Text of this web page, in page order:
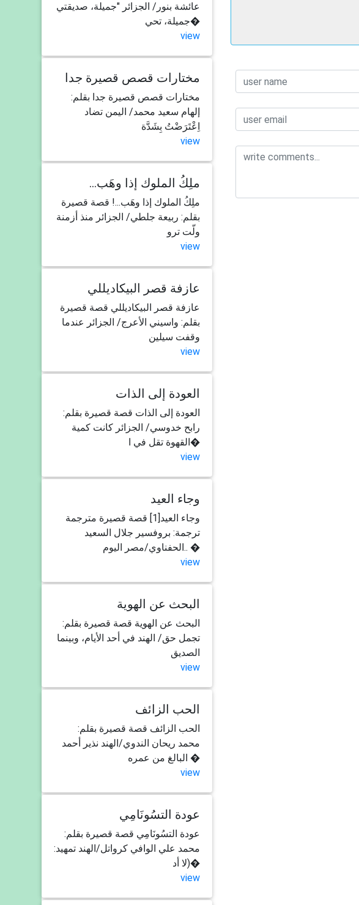
عائشة بنور/ الجزائر "جميلة، صديقتي
جميلة، تحي�
view
مختارات قصص قصيرة جدا
مختارات قصص قصيرة جدا بقلم:
إلهام سعيد محمد/ اليمن تضاد
اِعْتَرَضْتُ بِشَدَّة
view
...ملِكُ الملوك إذا وهَب
ملِكُ الملوك إذا وهَب...! قصة قصيرة
بقلم: ربيعة جلطي/ الجزائر منذ أزمنة
ولّت ترو
view
عازفة قصر البيكاديللي
عازفة قصر البيكاديللي قصة قصيرة
بقلم: واسيني الأعرج/ الجزائر عندما
وقفت سيلين
view
العودة إلى الذات
العودة إلى الذات قصة قصيرة بقلم:
رابح خدوسي/ الجزائر كانت كمية
القهوة تقل في ا�
view
وجاء العيد
وجاء العيد[1] قصة قصيرة مترجمة
ترجمة: بروفسير جلال السعيد
الحفناوي/مصر اليوم.. �
view
البحث عن الهوية
البحث عن الهوية قصة قصيرة بقلم:
تجمل حق/ الهند في أحد الأيام، وبينما
الصديق
view
الحب الزائف
الحب الزائف قصة قصيرة بقلم:
محمد ريحان الندوي/الهند نذير أحمد
البالغ من عمره �
view
عودة التسُونَامِي
عودة التسُونَامِي قصة قصيرة بقلم:
محمد علي الوافي كرواتل/الهند تمهيد:
(لا أد�
view